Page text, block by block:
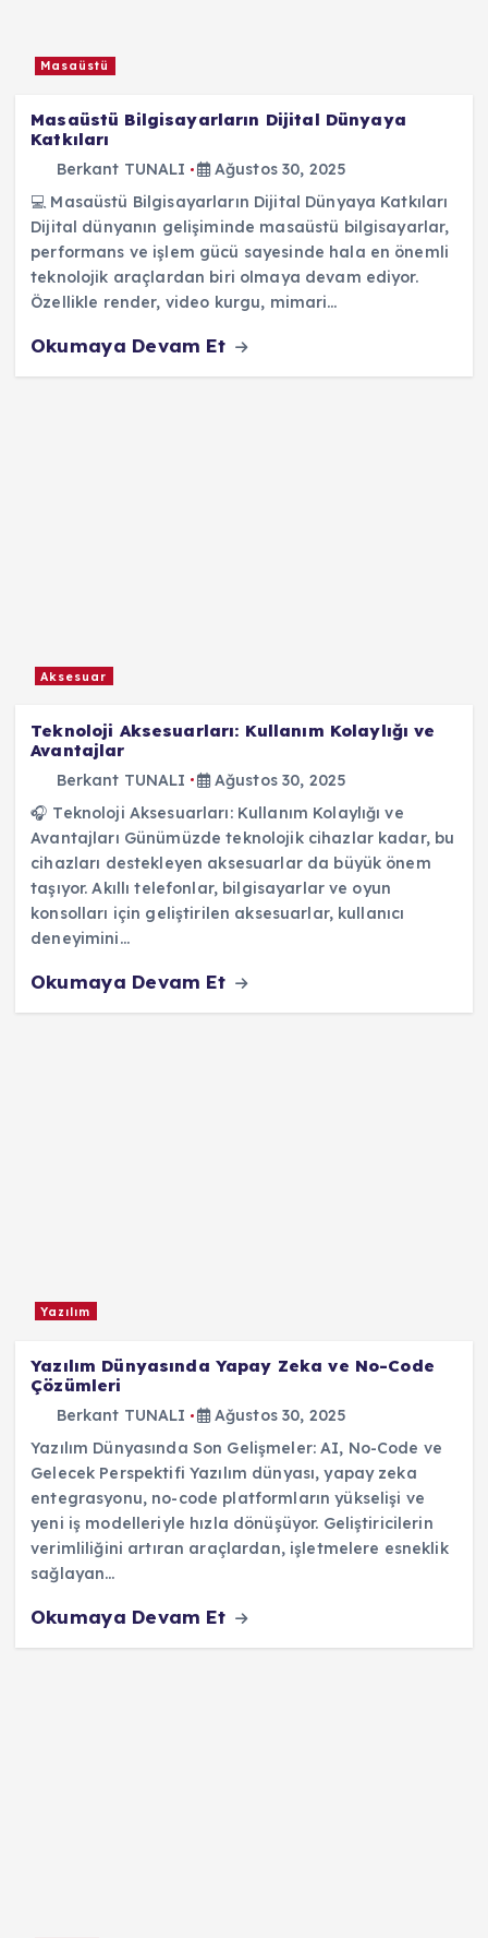
Masaüstü
Masaüstü Bilgisayarların Dijital Dünyaya
Katkıları
Berkant TUNALI
Ağustos 30, 2025
💻 Masaüstü Bilgisayarların Dijital Dünyaya Katkıları
Dijital dünyanın gelişiminde masaüstü bilgisayarlar,
performans ve işlem gücü sayesinde hala en önemli
teknolojik araçlardan biri olmaya devam ediyor.
Özellikle render, video kurgu, mimari…
Okumaya Devam Et
Aksesuar
Teknoloji Aksesuarları: Kullanım Kolaylığı ve
Avantajlar
Berkant TUNALI
Ağustos 30, 2025
🎧 Teknoloji Aksesuarları: Kullanım Kolaylığı ve
Avantajları Günümüzde teknolojik cihazlar kadar, bu
cihazları destekleyen aksesuarlar da büyük önem
taşıyor. Akıllı telefonlar, bilgisayarlar ve oyun
konsolları için geliştirilen aksesuarlar, kullanıcı
deneyimini…
Okumaya Devam Et
Yazılım
Yazılım Dünyasında Yapay Zeka ve No-Code
Çözümleri
Berkant TUNALI
Ağustos 30, 2025
Yazılım Dünyasında Son Gelişmeler: AI, No-Code ve
Gelecek Perspektifi Yazılım dünyası, yapay zeka
entegrasyonu, no-code platformların yükselişi ve
yeni iş modelleriyle hızla dönüşüyor. Geliştiricilerin
verimliliğini artıran araçlardan, işletmelere esneklik
sağlayan…
Okumaya Devam Et